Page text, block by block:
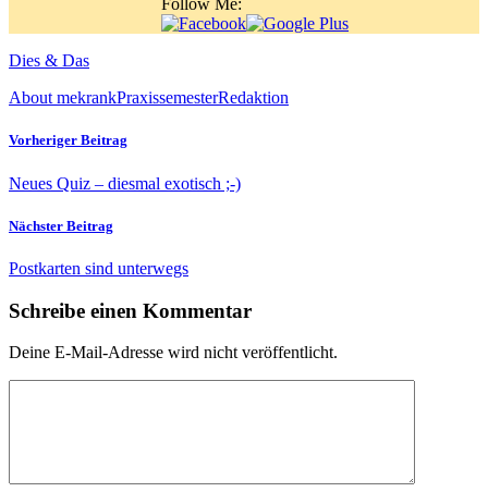
Follow Me:
Dies & Das
About mekrankPraxissemesterRedaktion
Vorheriger Beitrag
Neues Quiz – diesmal exotisch ;-)
Nächster Beitrag
Postkarten sind unterwegs
Schreibe einen Kommentar
Deine E-Mail-Adresse wird nicht veröffentlicht.